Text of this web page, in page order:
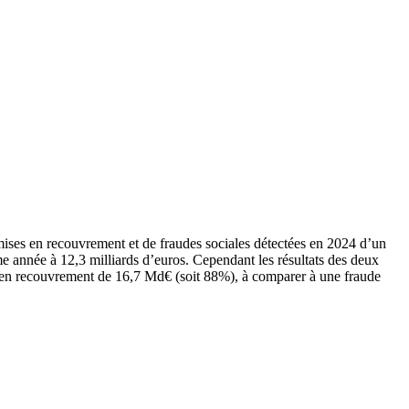
en recouvrement et de fraudes sociales détectées en 2024 d’un
à 12,3 milliards d’euros. Cependant les résultats des deux
recouvrement de 16,7 Md€ (soit 88%), à comparer à une fraude